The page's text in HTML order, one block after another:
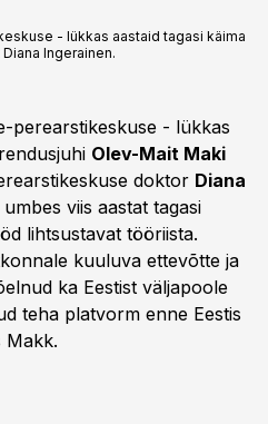
- lükkas aastaid tagasi käima
Ingerainen.
perearstikeskuse - lükkas
Olev-Mait Maki
doktor Diana
viis aastat tagasi
lihtsustavat tööriista.
kuuluva ettevõtte ja
ka Eestist väljapoole
teha platvorm enne Eestis
Makk.